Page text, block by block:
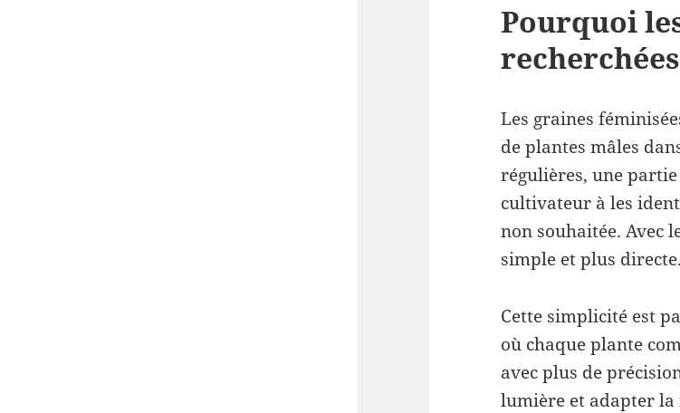
Pourquoi
recherchées
Les graines
de plantes mâles
régulières, une
cultivateur à les
non souhaitée. Avec
simple et plus directe.
Cette simplicité est
où chaque plante
avec plus de
lumière et adapter la